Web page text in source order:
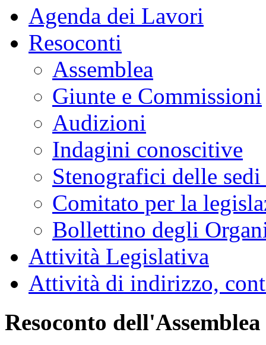
Agenda dei Lavori
Resoconti
Assemblea
Giunte e Commissioni
Audizioni
Indagini conoscitive
Stenografici delle
Comitato per la
Bollettino degli
Attività Legislativa
Attività di indirizzo,
Resoconto dell'Assemblea